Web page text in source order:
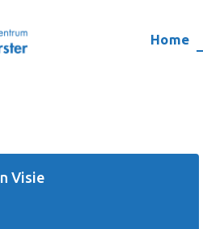
Home
Visie